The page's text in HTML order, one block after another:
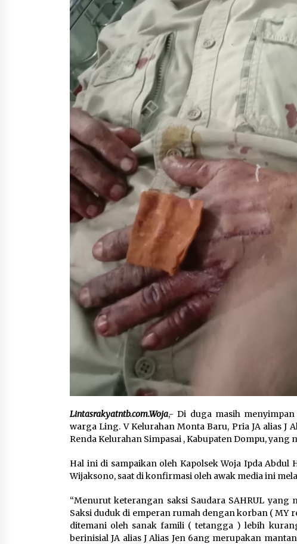
Lintasrakyatntb.com.Woja,- Di duga masih
warga Ling. V Kelurahan Monta Baru, Pria JA alias J
Renda Kelurahan Simpasai , Kabupaten Dompu, yang
Hal ini di sampaikan oleh Kapolsek Woja Ipda
Wijaksono, saat di konfirmasi oleh awak media ini
“Menurut keterangan saksi Saudara SAHRUL
Saksi duduk di emperan rumah dengan korban ( MY
ditemani oleh sanak famili ( tetangga ) lebih
berinisial JA alias J Alias Jen 6ang merupakan